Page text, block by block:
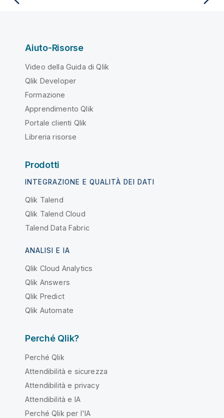
Aiuto-Risorse
Video della Guida di Qlik
Qlik Developer
Formazione
Apprendimento Qlik
Portale clienti Qlik
Libreria risorse
Prodotti
INTEGRAZIONE E QUALITÀ DEI DATI
Qlik Talend
Qlik Talend Cloud
Talend Data Fabric
ANALISI E IA
Qlik Cloud Analytics
Qlik Answers
Qlik Predict
Qlik Automate
Perché Qlik?
Perché Qlik
Attendibilità e sicurezza
Attendibilità e privacy
Attendibilità e IA
Perché Qlik per l'IA